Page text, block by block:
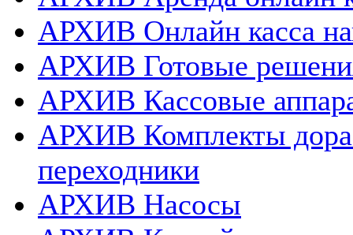
АРХИВ Онлайн касса
АРХИВ Готовые
АРХИВ Кассовые
АРХИВ Комплекты
переходники
АРХИВ Насосы